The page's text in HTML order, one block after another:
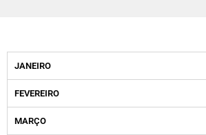
JANEIRO
FEVEREIRO
MARÇO